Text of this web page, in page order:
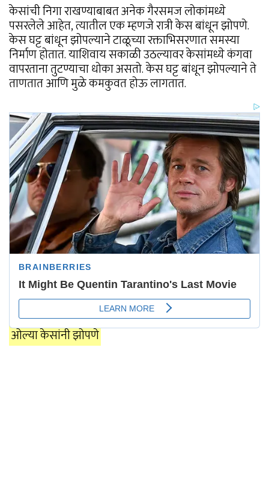
केसांची निगा राखण्याबाबत अनेक गैरसमज लोकांमध्ये
पसरलेले आहेत, त्यातील एक म्हणजे रात्री केस बांधून झोपणे.
केस घट्ट बांधून झोपल्याने टाळूच्या रक्ताभिसरणात समस्या
निर्माण होतात. याशिवाय सकाळी उठल्यावर केसांमध्ये कंगवा
वापरताना तुटण्याचा धोका असतो. केस घट्ट बांधून झोपल्याने ते
ताणतात आणि मुळे कमकुवत होऊ लागतात.
ओल्या केसांनी झोपणे